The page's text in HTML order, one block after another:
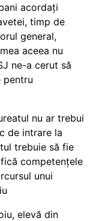
acordați
timp de
general,
aceea nu
ne-a cerut să
pentru
nu ar trebui
de intrare la
trebuie să fie
competențele
unui
elevă din